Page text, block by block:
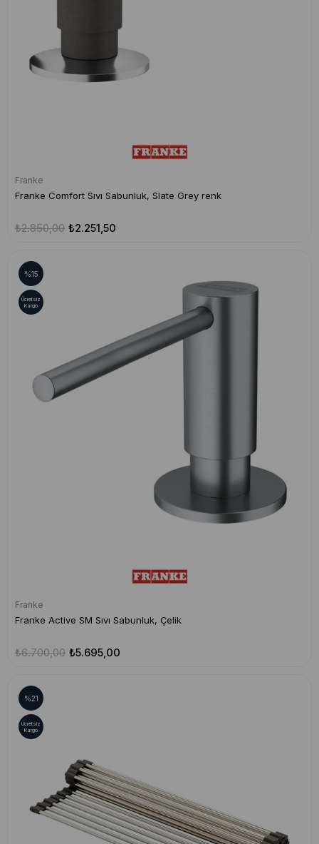
Franke
Franke Comfort Sıvı Sabunluk, Slate Grey renk
₺2.251,50
₺2.850,00
Franke
Franke Active SM Sıvı Sabunluk, Çelik
₺5.695,00
₺6.700,00
%15
Ücretsiz
Kargo
%21
Ücretsiz
Kargo